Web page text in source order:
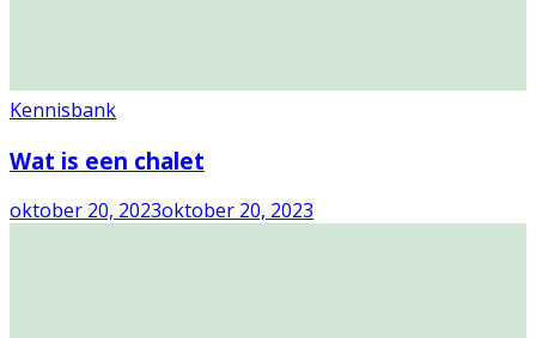
Kennisbank
Wat is een chalet
oktober 20, 2023oktober 20, 2023